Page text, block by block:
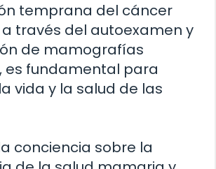
temprana del cáncer
través del autoexamen y
de mamografías
es fundamental para
vida y la salud de las
conciencia sobre la